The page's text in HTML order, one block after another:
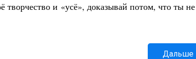
и «усё», доказывай потом, что ты
Дальше